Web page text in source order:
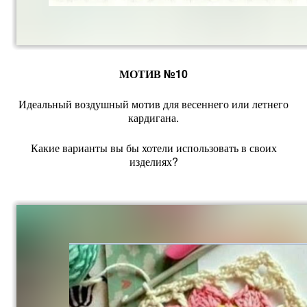
МОТИВ №10
Идеальный воздушный мотив для весеннего или летнего
кардигана.
Какие варианты вы бы хотели использовать в своих
изделиях?